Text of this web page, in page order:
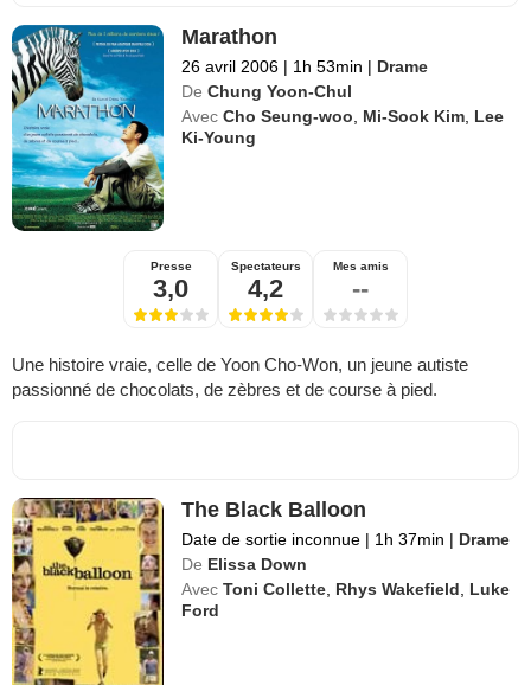
Marathon
26 avril 2006 | 1h 53min | Drame
De Chung Yoon-Chul
Avec Cho Seung-woo Mi-Sook Kim Lee
Ki-Young
Presse
3,0
Spectateurs
4,2
Mes amis
--
Une histoire vraie, celle de Yoon Cho-Won, un jeune autiste
passionné de chocolats, de zèbres et de course à pied.
The Black Balloon
Date de sortie inconnue | 1h 37min | Drame
De Elissa Down
Avec Toni Collette Rhys Wakefield
Luke
Ford